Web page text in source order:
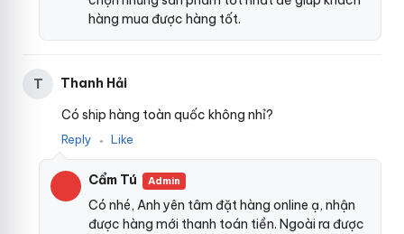
hàng mua được hàng tốt.
T
Thanh Hải
Có ship hàng toàn quốc không nhỉ?
Reply ● Like
Cẩm Tú Admin
Có nhé, Anh yên tâm đặt hàng online ạ, nhận
được hàng mới thanh toán tiền. Ngoài ra được